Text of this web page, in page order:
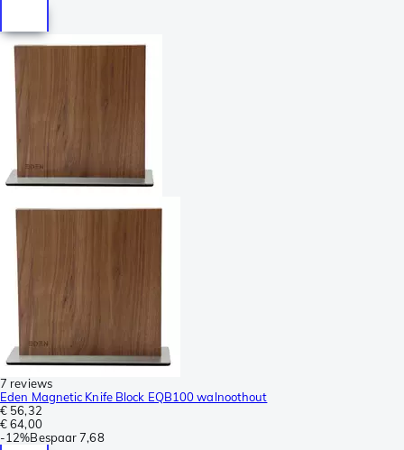
7 reviews
Eden Magnetic Knife Block EQB100 walnoothout
€ 56,32
€ 64,00
-12%Bespaar 7,68